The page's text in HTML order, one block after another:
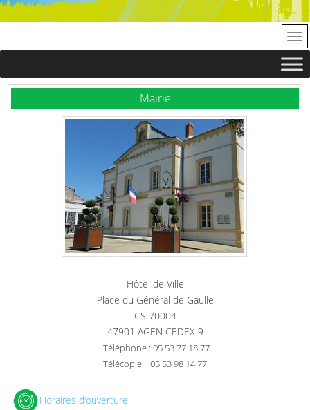
Mairie
Hôtel de Ville
Place du Général de Gaulle
CS 70004
47901 AGEN CEDEX 9
Téléphone : 05 53 77 18 77
Télécopie : 05 53 98 14 77
Horaires d’ouverture